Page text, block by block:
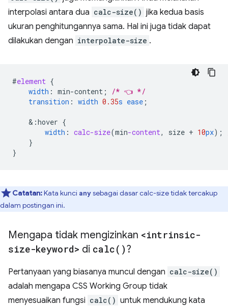
interpolasi antara dua calc-size() jika kedua basis
ukuran penghitungannya sama. Hal ini juga tidak dapat
dilakukan dengan interpolate-size .
#element {
width : min-content ;
/* 👈 */
transition : width 0.35s ease ;
& :hover {
width : calc-size(min-content, size + 10px);
}
}
Catatan:Kata kunci anysebagai dasar calc-size tidak tercakup
dalam postingan ini.
Mengapa tidak mengizinkan <intrinsic-
size-keyword> di calc( )?
Pertanyaan yang biasanya muncul dengan calc-size()
adalah mengapa CSS Working Group tidak
menyesuaikan fungsi calc() untuk mendukung kata